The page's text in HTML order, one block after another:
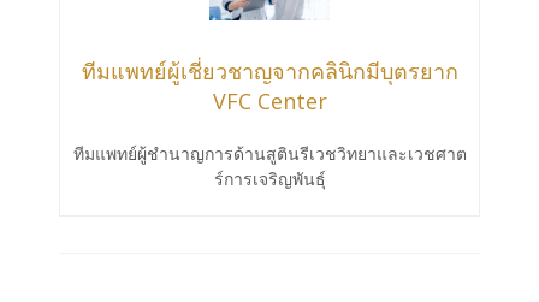
ทีมแพทย์ผู้เชี่ยวชาญจากคลินิกมีบุตรยาก
VFC Center
ทีมแพทย์ผู้ชำนาญการด้านสูตินรีเวชวิทยาและเวชศาต
ร์การเจริญพันธ์ุ